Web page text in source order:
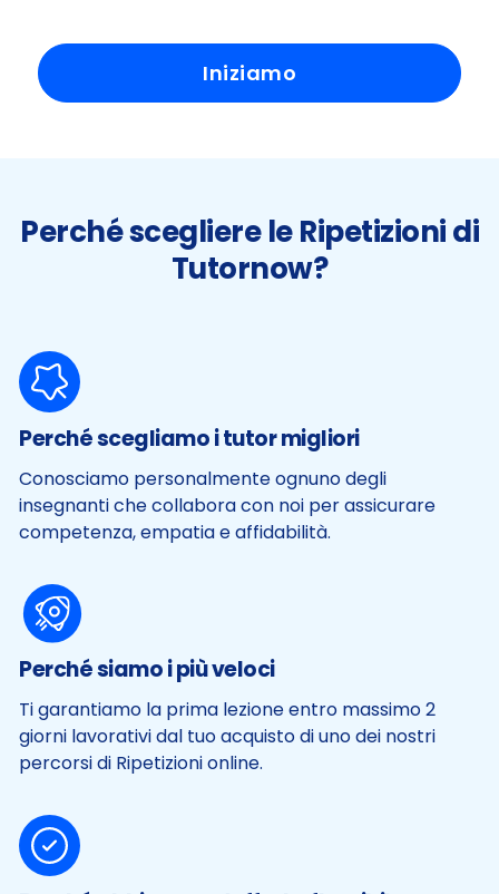
Iniziamo
Perché scegliere le Ripetizioni di
Tutornow?
Perché scegliamo i tutor migliori
Conosciamo personalmente ognuno degli
insegnanti che collabora con noi per assicurare
competenza, empatia e affidabilità.
Perché siamo i più veloci
Ti garantiamo la prima lezione entro massimo 2
giorni lavorativi dal tuo acquisto di uno dei nostri
percorsi di Ripetizioni online.